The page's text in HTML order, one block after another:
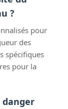
?
pour
des
spécifiques
pour la
danger